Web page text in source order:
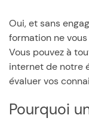
Oui, et sans
formation ne
Vous pouvez à
internet de notre
évaluer vos
Pourquoi un test de portugais en